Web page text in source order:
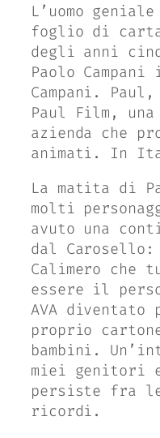
L’uomo
foglio di carta
degli anni
Paolo
Campani.
Paul Film,
azienda che
animati. In
La matita di
molti
avuto una
dal
Calimero che
essere il
AVA diventato
proprio
bambini.
miei genitori
persiste fra
ricordi.